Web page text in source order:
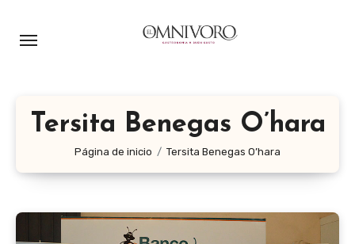
Tersita Benegas O’hara
Página de inicio Tersita Benegas O’hara